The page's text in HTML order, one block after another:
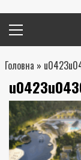
меню
Головна »